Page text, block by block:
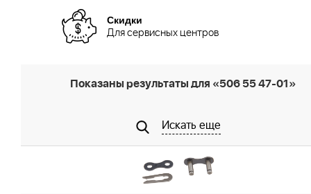
Скидки
Для сервисных центров
Показаны результаты для «506 55 47-01»
Искать еще